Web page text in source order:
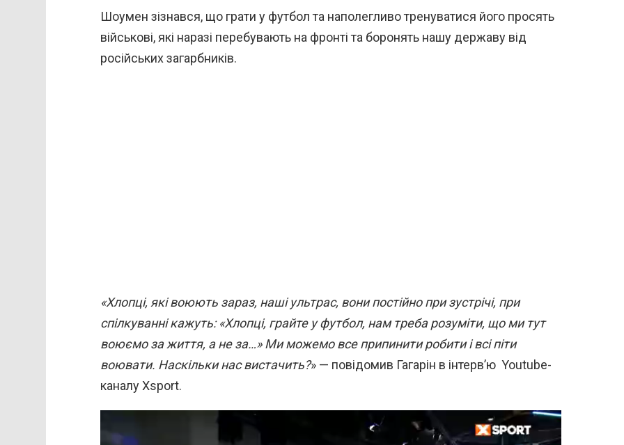
Шоумен зізнався, що грати у футбол та наполегливо тренуватися його просять
військові, які наразі перебувають на фронті та боронять нашу державу від
російських загарбників.
«Хлопці, які воюють зараз, наші ультрас, вони постійно при зустрічі, при
спілкуванні кажуть: «Хлопці, грайте у футбол, нам треба розуміти, що ми тут
воюємо за життя, а не за…» Ми можемо все припинити робити і всі піти
воювати. Наскільки нас вистачить?» — повідомив Гагарін в інтерв’ю Youtube-
каналу Xsport.